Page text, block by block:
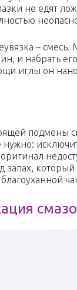
не едят
– смесь.
и набрать
иглы он
подмены
нужно:
запах,